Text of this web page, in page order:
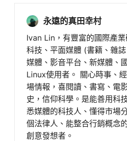
永遠的真田幸村
Ivan Lin，有豐富的國際產業
科技、平面媒體 (書籍、雜
媒體、影音平台、新媒體、
Linux使用者。 關心時事、
場情報，喜閱讀、書寫、電
史，信仰科學。是能善用科
悉媒體的科技人、懂得市場
個法律人、能整合行銷概念
創意發想者。